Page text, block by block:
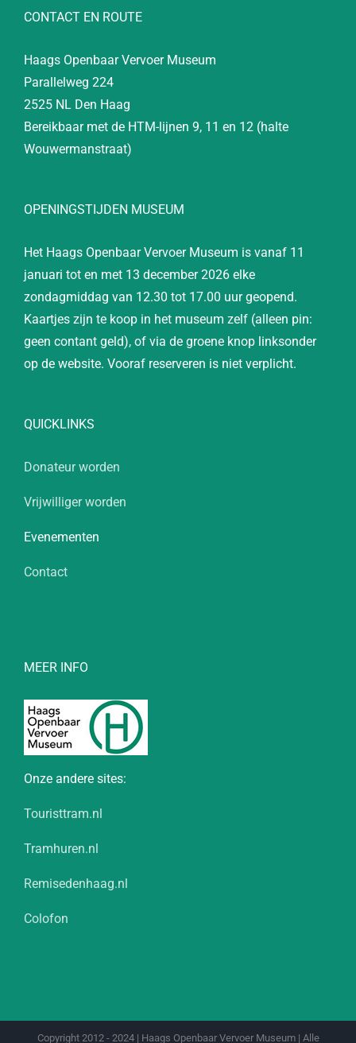
CONTACT EN ROUTE
Haags Openbaar Vervoer Museum
Parallelweg 224
2525 NL Den Haag
Bereikbaar met de HTM-lijnen 9, 11 en 12 (halte
Wouwermanstraat)
OPENINGSTIJDEN MUSEUM
Het Haags Openbaar Vervoer Museum is vanaf 11
januari tot en met 13 december 2026 elke
zondagmiddag van 12.30 tot 17.00 uur geopend.
Kaartjes zijn te koop in het museum zelf (alleen pin:
geen contant geld), of via de groene knop linksonder
op de website. Vooraf reserveren is niet verplicht.
QUICKLINKS
Donateur worden
Vrijwilliger worden
Evenementen
Contact
MEER INFO
Onze andere sites:
Touristtram.nl
Tramhuren.nl
Remisedenhaag.nl
Colofon
Copyright 2012 - 2024 | Haags Openbaar Vervoer Museum | Alle